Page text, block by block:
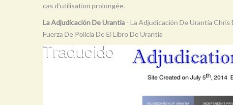
cas d’utilisation prolongée.
La Adjudicación De Urantia - La Adjudicación De Urantia
Fuerza De Policía De El Libro De Urantia